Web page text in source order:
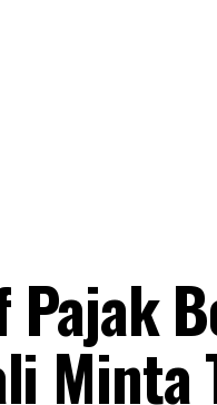
Minta